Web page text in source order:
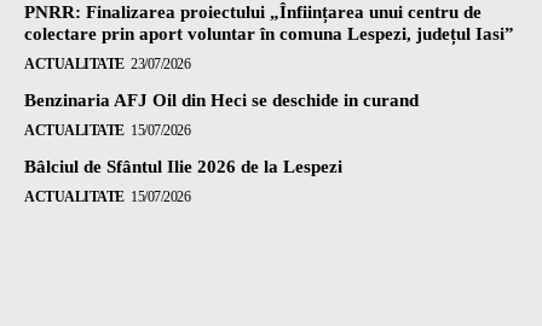
PNRR: Finalizarea proiectului „Înființarea unui centru de
colectare prin aport voluntar în comuna Lespezi, județul Iasi”
ACTUALITATE 23/07/2026
Benzinaria AFJ Oil din Heci se deschide in curand
ACTUALITATE 15/07/2026
Bâlciul de Sfântul Ilie 2026 de la Lespezi
ACTUALITATE 15/07/2026